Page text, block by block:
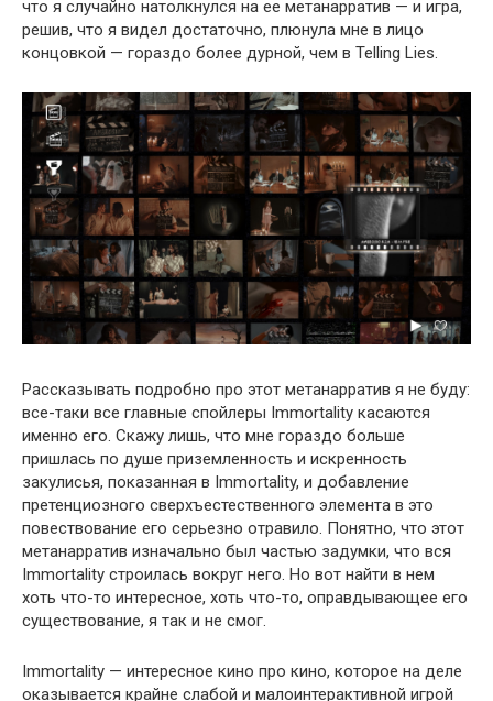
что я случайно натолкнулся на ее метанарратив — и игра,
решив, что я видел достаточно, плюнула мне в лицо
концовкой — гораздо более дурной, чем в Telling Lies.
Рассказывать подробно про этот метанарратив я не буду:
все-таки все главные спойлеры Immortality касаются
именно его. Скажу лишь, что мне гораздо больше
пришлась по душе приземленность и искренность
закулисья, показанная в Immortality, и добавление
претенциозного сверхъестественного элемента в это
повествование его серьезно отравило. Понятно, что этот
метанарратив изначально был частью задумки, что вся
Immortality строилась вокруг него. Но вот найти в нем
хоть что-то интересное, хоть что-то, оправдывающее его
существование, я так и не смог.
Immortality — интересное кино про кино, которое на деле
оказывается крайне слабой и малоинтерактивной игрой